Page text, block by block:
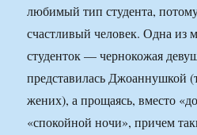
любимый тип студента,
счастливый человек. Одна
студенток — чернокожая
представилась Джоаннушкой
жених), а прощаясь, вместо
«спокойной ночи», причем